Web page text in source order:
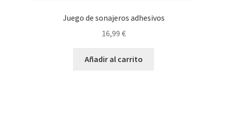
Juego de sonajeros adhesivos
16,99 €
Añadir al carrito